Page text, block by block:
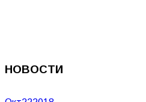
НОВОСТИ